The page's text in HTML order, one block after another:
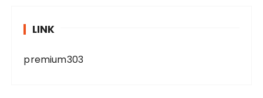
LINK
premium303